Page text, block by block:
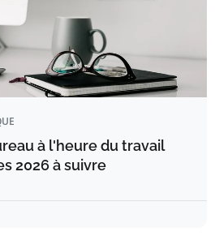
à l'heure du travail
2026 à suivre